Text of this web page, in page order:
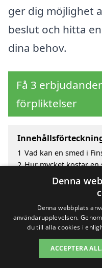
ger dig möjlighet
beslut och hitta
dina behov.
Få 3
förpliktelser
1 Vad kan en smed i
2 Hur mycket kostar en
Fördelar med att välja
Sök efter en skicklig
Copyright
Om / kontakt
Denna
Denna webbplats
användarupplevelsen.
du till alla cookies i
ACCEPTERA